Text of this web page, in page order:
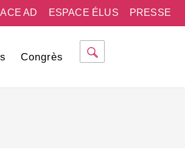
PRESSE
ESPACE ÉLUS
AD
Congrès